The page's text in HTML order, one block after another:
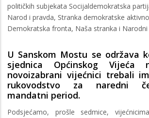
političkih subjekata Socijaldemokratska
Narod i pravda, Stranka demokratske
Demokratska fronta, Naša stranka i Narodni
U Sanskom Mostu se održava
sjednica Općinskog
novoizabrani vijećnici trebali
rukovodstvo za naredni
mandatni period.
Podsjećamo, prošle sedmice,